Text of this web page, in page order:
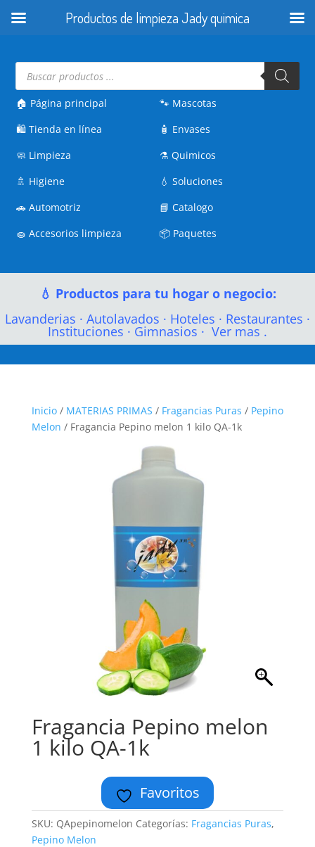
Búsqueda
productos
🏠 Página principal
🛍️Tienda en línea
🧼 Limpieza
🚿 Higiene
🚗Automotriz
🧽Accesorios limpieza
🐾 Mascotas
🧴 Envases
⚗️Quimicos
💧Soluciones
📘Catalogo
📦 Paquetes
💧 Productos para tu hogar o negocio:
Lavanderias · Autolavados · Hoteles · Restaurantes ·
Instituciones · Gimnasios · Ver mas .
Inicio/ MATERIAS PRIMAS / Fragancias Puras / Pepino
Melon / Fragancia Pepino melon 1 kilo QA-1k
Fragancia Pepino melon
1 kilo QA-1k
Favoritos
SKU: QApepinomelon Categorías: Fragancias Puras,
Pepino Melon
Productos de limpieza Jady quimica